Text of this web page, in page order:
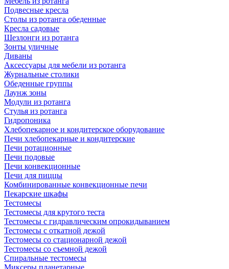
Подвесные кресла
Столы из ротанга обеденные
Кресла садовые
Шезлонги из ротанга
Зонты уличные
Диваны
Аксессуары для мебели из ротанга
Журнальные столики
Обеденные группы
Лаунж зоны
Модули из ротанга
Стулья из ротанга
Гидропоника
Хлебопекарное и кондитерское оборудование
Печи хлебопекарные и кондитерские
Печи ротационные
Печи подовые
Печи конвекционные
Печи для пиццы
Комбинированные конвекционные печи
Пекарские шкафы
Тестомесы
Тестомесы для крутого теста
Тестомесы с гидравлическим опрокидыванием
Тестомесы с откатной дежой
Тестомесы со стационарной дежой
Тестомесы со съемной дежой
Спиральные тестомесы
Миксеры планетарные